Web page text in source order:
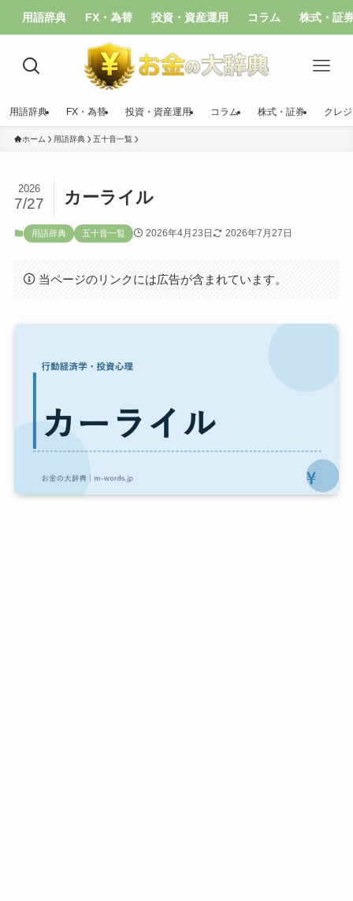
用語辞典 FX・為替 投資・資産運用 コラム 株式・証
用語辞典 FX・為替 投資・資産運用 コラム 株式・証券 クレ
ホーム 用語辞典 五十音一覧
カーライル
2026
7/27
用語辞典 五十音一覧 2026年4月23日 2026年7月27日
当ページのリンクには広告が含まれています。